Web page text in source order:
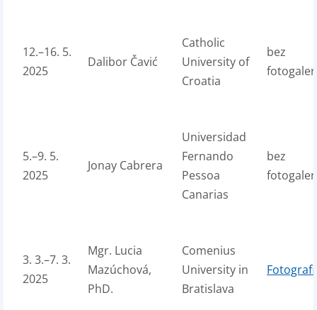
12.–16. 5.
2025
Dalibor Čavić
Catholic
University of
Croatia
bez
5.–9. 5.
2025
Jonay Cabrera
Universidad
Fernando
Pessoa
Canarias
bez
3. 3.–7. 3.
2025
Mgr. Lucia
Mazúchová,
PhD.
Comenius
University in
Bratislava